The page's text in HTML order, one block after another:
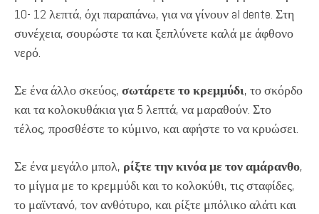
10- 12 λεπτά, όχι παραπάνω, για να γίνουν al dente. Στη
συνέχεια, σουρώστε τα και ξεπλύνετε καλά με άφθονο
νερό.
Σε ένα άλλο σκεύος, σωτάρετε το κρεμμύδι, το σκόρδο
και τα κολοκυθάκια για 5 λεπτά, να μαραθούν. Στο
τέλος, προσθέστε το κύμινο, και αφήστε το να κρυώσει.
Σε ένα μεγάλο μπολ, ρίξτε την κινόα με τον αμάρανθο,
το μίγμα με το κρεμμύδι και το κολοκύθι, τις σταφίδες,
το μαϊντανό, τον ανθότυρο, και ρίξτε μπόλικο αλάτι και